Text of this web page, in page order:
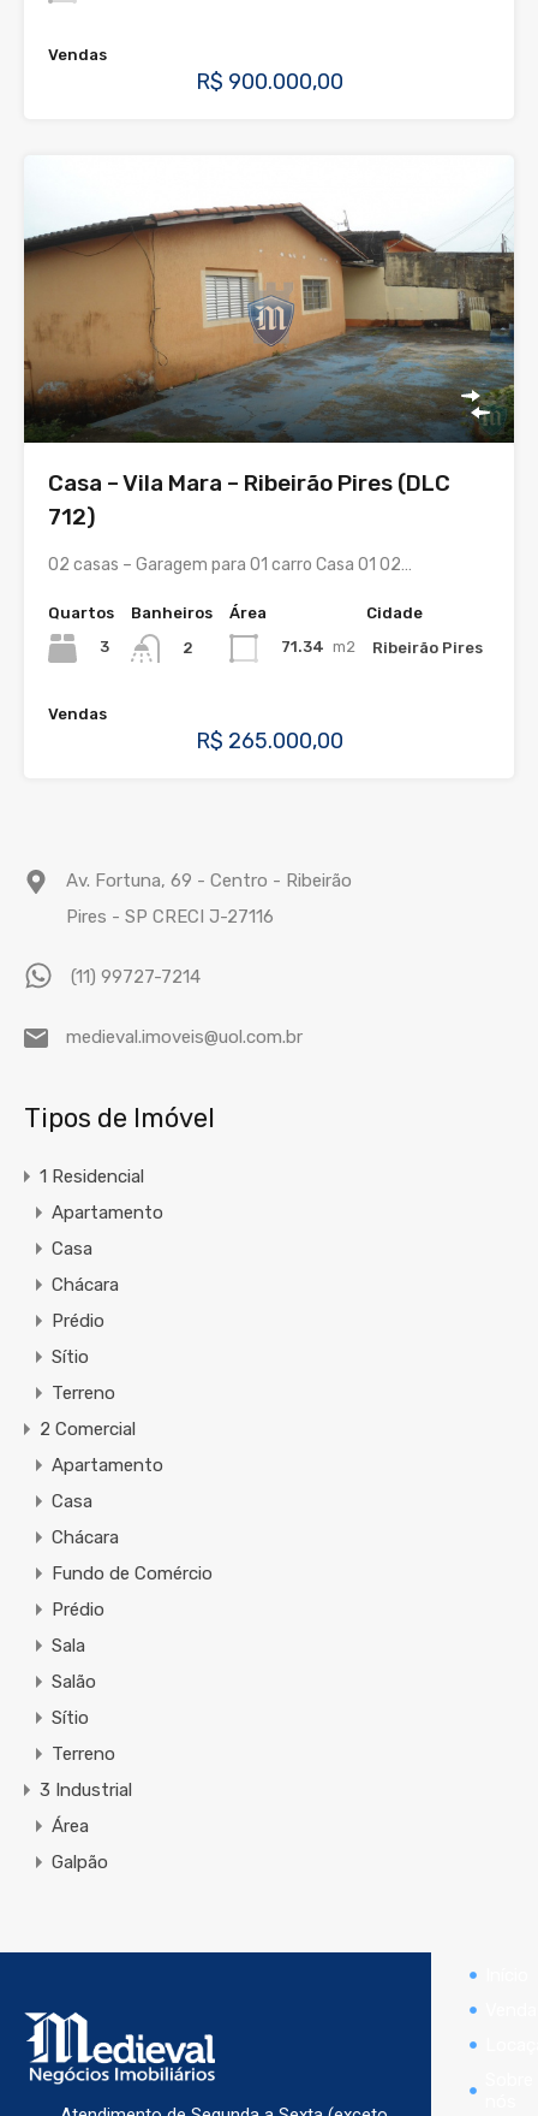
Vendas
R$ 900.000,00
Casa – Vila Mara – Ribeirão Pires (DLC
712)
02 casas – Garagem para 01 carro Casa 01 02…
Quartos
3
Banheiros
2
Área
71.34 m2
Cidade
Ribeirão Pires
Vendas
R$ 265.000,00
Av. Fortuna, 69 - Centro - Ribeirão
Pires - SP CRECI J-27116
(11) 99727-7214
medieval.imoveis@uol.com.br
Tipos de Imóvel
1 Residencial
Apartamento
Casa
Chácara
Prédio
Sítio
Terreno
2 Comercial
Apartamento
Casa
Chácara
Fundo de Comércio
Prédio
Sala
Salão
Sítio
Terreno
3 Industrial
Área
Galpão